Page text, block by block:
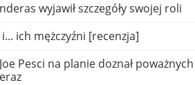
wyjawił szczegóły swojej roli
ich mężczyźni [recenzja]
Pesci na planie doznał poważnych